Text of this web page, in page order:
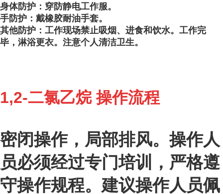
身体防护：穿防静电工作服。
手防护：戴橡胶耐油手套。
其他防护：工作现场禁止吸烟、进食和饮水。工作完
毕，淋浴更衣。注意个人清洁卫生。
1,2-二氯乙烷操作流程
密闭操作，局部排风。操作人
员必须经过专门培训，严格遵
守操作规程。建议操作人员佩